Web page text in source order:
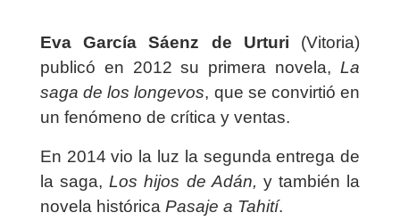
Eva García Sáenz de Urturi (Vitoria)
publicó en 2012 su primera novela,La
saga de los longevos, que se convirtió en
un fenómeno de crítica y ventas.
En 2014 vio la luz la segunda entrega de
la saga,Los hijos de Adán, y también la
novela histórica Pasaje a Tahití.